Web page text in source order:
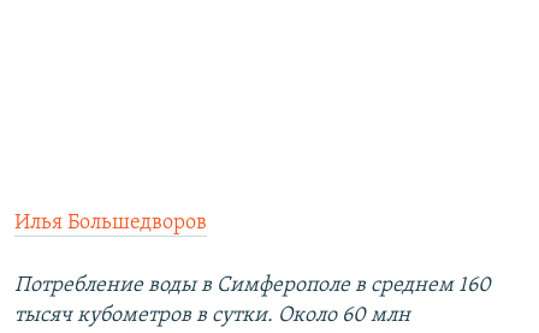
Илья Большедворов
Потребление воды в Симферополе в среднем 160
тысяч кубометров в сутки. Около 60 млн